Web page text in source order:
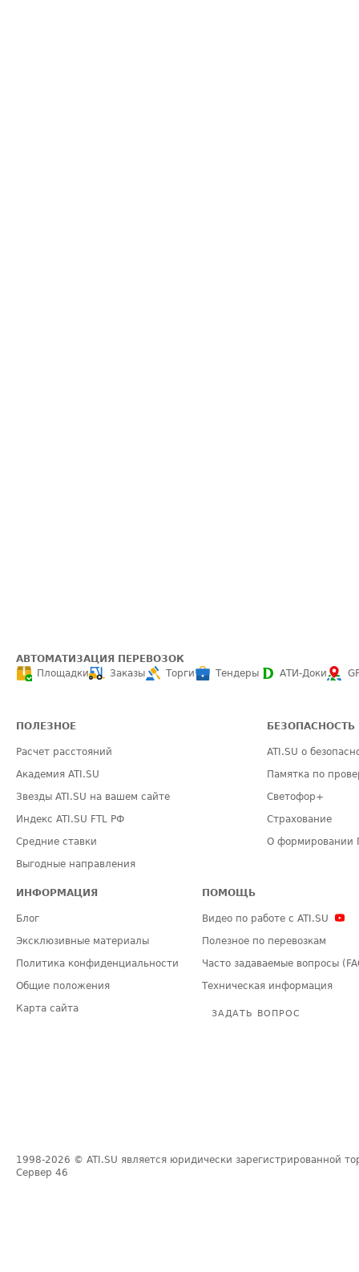
АВТОМАТИЗАЦИЯ ПЕРЕВОЗОК
Площадки
Заказы Торги Тендеры АТИ-Доки
ПОЛЕЗНОЕ
Расчет расстояний
Академия ATI.SU
Звезды ATI.SU на вашем сайте
Индекс ATI.SU FTL РФ
Средние ставки
Выгодные направления
БЕЗОПАСНОСТЬ
ATI.SU о
Памятка по
Светофор+
Страхование
О формировании
ИНФОРМАЦИЯ
Блог
Эксклюзивные материалы
Политика конфиденциальности
Общие положения
Карта сайта
ПОМОЩЬ
Видео по работе с ATI.SU
Полезное по перевозкам
Часто задаваемые вопросы
Техническая информация
ЗАДАТЬ ВОПРОС
1998-2026 © ATI.SU является юридически зарегистрированной
Сервер 46